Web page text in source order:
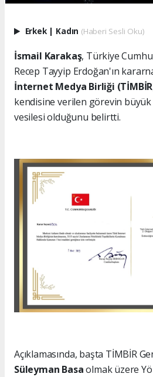
Erkek | Kadın (Haberi Sesli Oku)
İsmail Karakaş, Türkiye
Recep Tayyip Erdoğan'ın
İnternet Medya Birliği
kendisine verilen görevin
vesilesi olduğunu belirtti.
Açıklamasında, başta TİMBİR
Süleyman Basaolmak üzere